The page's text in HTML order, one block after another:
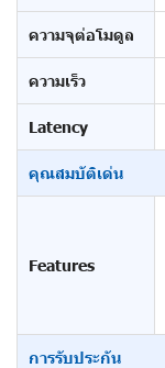
ความจุต่อโมดูล
ความเร็ว
Latency
คุณสมบัติเด่น
Features
การรับประกัน